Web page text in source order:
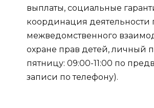
выплаты, социальные
координация деятельности
межведомственного
охране прав детей, личный
пятницу: 09:00-11:00 по
записи по телефону).